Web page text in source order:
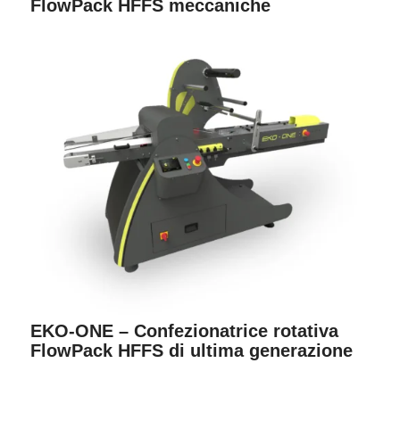
FlowPack HFFS meccaniche
EKO-ONE – Confezionatrice rotativa
FlowPack HFFS di ultima generazione